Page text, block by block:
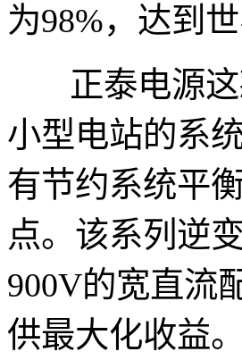
为98%，达到
正泰电源这
小型电站的系
有节约系统平
点。该系列逆
900V的宽直流
供最大化收益。